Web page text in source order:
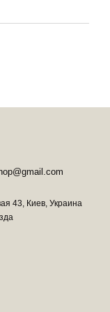
43, Киев, Украина